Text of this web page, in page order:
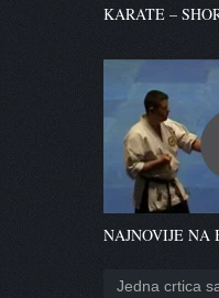
KARATE –
NAJNOVIJE NA
Jedna crtica